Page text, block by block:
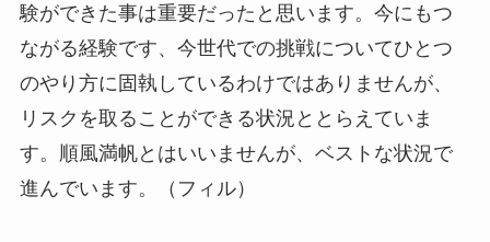
験ができた事は重要だったと思います。今にもつ
ながる経験です、今世代での挑戦についてひとつ
のやり方に固執しているわけではありませんが、
リスクを取ることができる状況ととらえていま
す。順風満帆とはいいませんが、ベストな状況で
進んでいます。（フィル）